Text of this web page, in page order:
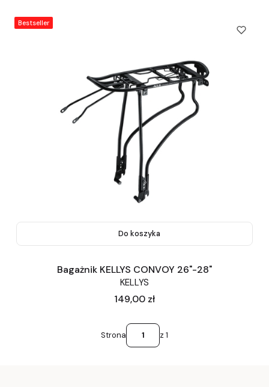
Bestseller
Do koszyka
Bagażnik KELLYS CONVOY 26"-28"
KELLYS
Cena
149,00 zł
Strona z 1